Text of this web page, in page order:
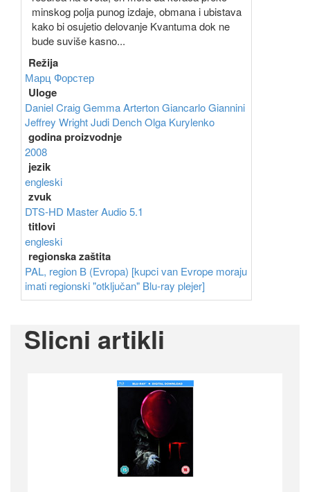
minskog polja punog izdaje, obmana i ubistava
kako bi osujetio delovanje Kvantuma dok ne
bude suviše kasno...
Režija
Марц Форстер
Uloge
Daniel CraigGemma ArtertonGiancarlo Giannini
Jeffrey WrightJudi DenchOlga Kurylenko
godina proizvodnje
2008
jezik
engleski
zvuk
DTS-HD Master Audio 5.1
titlovi
engleski
regionska zaštita
PAL, region B (Evropa) [kupci van Evrope moraju
imati regionski "otključan" Blu-ray plejer]
Slicni artikli